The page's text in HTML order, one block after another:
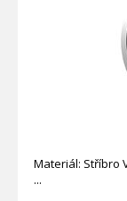
Materiál: Stříbro